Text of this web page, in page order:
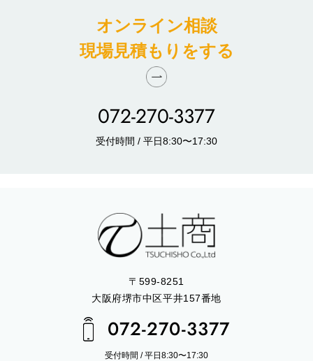
オンライン相談
現場見積もりをする
072-270-3377
受付時間 / 平日8:30〜17:30
〒599-8251
大阪府堺市中区平井157番地
072-270-3377
受付時間 / 平日8:30〜17:30